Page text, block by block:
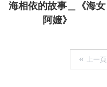
海相依的故事＿《海女
阿嬤》
上一頁